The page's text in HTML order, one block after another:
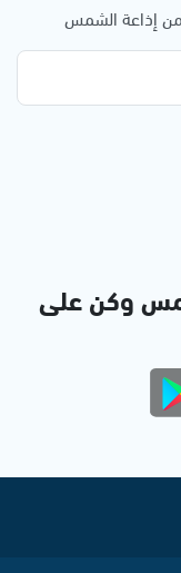
من إذاعة الشمس
وكن على